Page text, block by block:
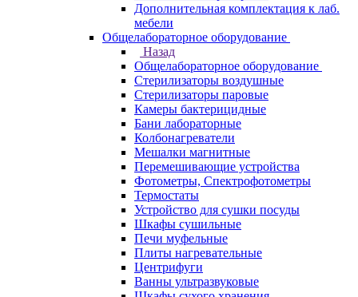
Дополнительная комплектация к лаб.
мебели
Общелабораторное оборудование
Назад
Общелабораторное оборудование
Стерилизаторы воздушные
Стерилизаторы паровые
Камеры бактерицидные
Бани лабораторные
Колбонагреватели
Мешалки магнитные
Перемешивающие устройства
Фотометры, Спектрофотометры
Термостаты
Устройство для сушки посуды
Шкафы сушильные
Печи муфельные
Плиты нагревательные
Центрифуги
Ванны ультразвуковые